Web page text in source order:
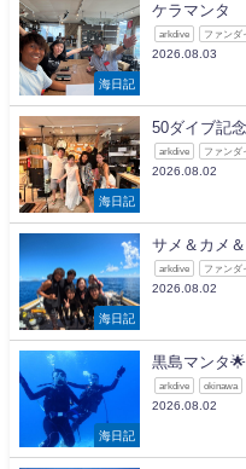
海日記
ケラマンタ
arkdive ファンダ
2026.08.03
海日記
50ダイブ記
arkdive ファンダ
2026.08.02
海日記
サメ＆カメ
arkdive ファンダ
2026.08.02
海日記
黒島マンタ🌟
arkdive okinawa
2026.08.02